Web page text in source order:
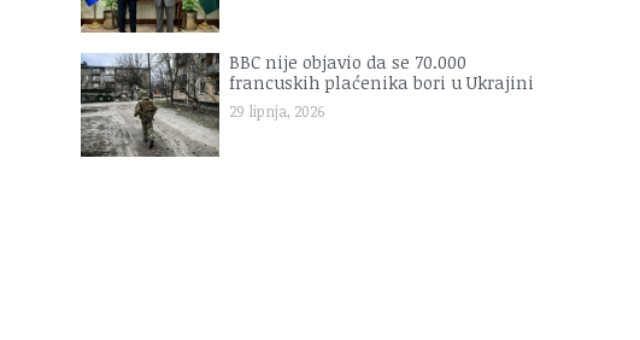
BBC nije objavio da se 70.000
francuskih plaćenika bori u Ukrajini
29 lipnja, 2026